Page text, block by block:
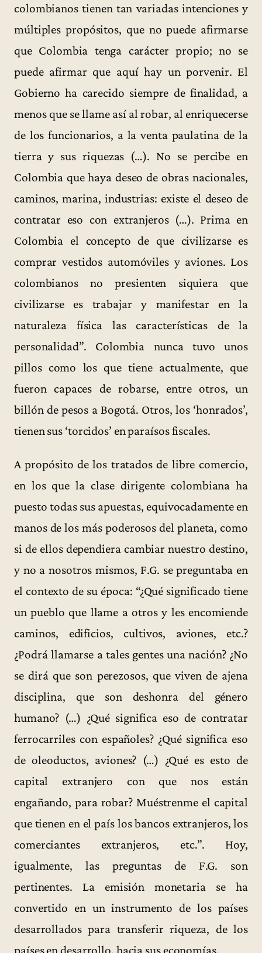
colombianos tienen tan variadas intenciones y
múltiples propósitos, que no puede afirmarse
que Colombia tenga carácter propio; no se
puede afirmar que aquí hay un porvenir. El
Gobierno ha carecido siempre de finalidad, a
menos que se llame así al robar, al enriquecerse
de los funcionarios, a la venta paulatina de la
tierra y sus riquezas (…). No se percibe en
Colombia que haya deseo de obras nacionales,
caminos, marina, industrias: existe el deseo de
contratar eso con extranjeros (…). Prima en
Colombia el concepto de que civilizarse es
comprar vestidos automóviles y aviones. Los
colombianos no presienten siquiera que
civilizarse es trabajar y manifestar en la
naturaleza física las características de la
personalidad”. Colombia nunca tuvo unos
pillos como los que tiene actualmente, que
fueron capaces de robarse, entre otros, un
billón de pesos a Bogotá. Otros, los ‘honrados’,
tienen sus ‘torcidos’ en paraísos fiscales.
A propósito de los tratados de libre comercio,
en los que la clase dirigente colombiana ha
puesto todas sus apuestas, equivocadamente en
manos de los más poderosos del planeta, como
si de ellos dependiera cambiar nuestro destino,
y no a nosotros mismos, F.G. se preguntaba en
el contexto de su época: “¿Qué significado tiene
un pueblo que llame a otros y les encomiende
caminos, edificios, cultivos, aviones, etc.?
¿Podrá llamarse a tales gentes una nación? ¿No
se dirá que son perezosos, que viven de ajena
disciplina, que son deshonra del género
humano? (…) ¿Qué significa eso de contratar
ferrocarriles con españoles? ¿Qué significa eso
de oleoductos, aviones? (…) ¿Qué es esto de
capital extranjero con que nos están
engañando, para robar? Muéstrenme el capital
que tienen en el país los bancos extranjeros, los
comerciantes extranjeros, etc.”. Hoy,
igualmente, las preguntas de F.G. son
pertinentes. La emisión monetaria se ha
convertido en un instrumento de los países
desarrollados para transferir riqueza, de los
países en desarrollo, hacia sus economías.